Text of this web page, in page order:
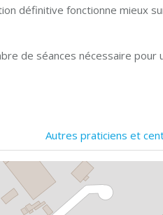
définitive fonctionne mieux
de séances nécessaire pour
Autres praticiens et